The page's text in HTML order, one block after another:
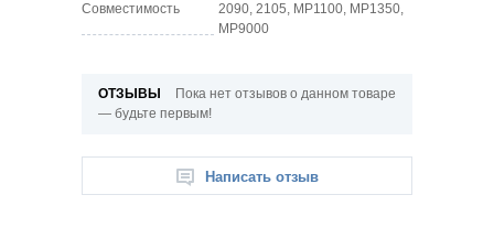
Совместимость
2090, 2105, MP1100, MP1350,
MP9000
ОТЗЫВЫ
Пока нет отзывов о данном товаре
— будьте первым!
Написать отзыв